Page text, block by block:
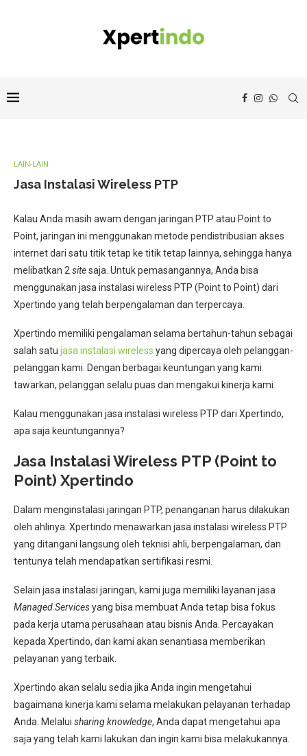
LAIN-LAIN
Jasa Instalasi Wireless PTP
Kalau Anda masih awam dengan jaringan PTP atau Point to
Point, jaringan ini menggunakan metode pendistribusian akses
internet dari satu titik tetap ke titik tetap lainnya, sehingga hanya
melibatkan 2 sitesaja. Untuk pemasangannya, Anda bisa
menggunakan jasa instalasi wireless PTP (Point to Point) dari
Xpertindo yang telah berpengalaman dan terpercaya.
Xpertindo memiliki pengalaman selama bertahun-tahun sebagai
salah satu jasa instalasi wireless yang dipercaya oleh pelanggan-
pelanggan kami. Dengan berbagai keuntungan yang kami
tawarkan, pelanggan selalu puas dan mengakui kinerja kami.
Kalau menggunakan jasa instalasi wireless PTP dari Xpertindo,
apa saja keuntungannya?
Jasa Instalasi Wireless PTP (Point to
Point) Xpertindo
Dalam menginstalasi jaringan PTP, penanganan harus dilakukan
oleh ahlinya. Xpertindo menawarkan jasa instalasi wireless PTP
yang ditangani langsung oleh teknisi ahli, berpengalaman, dan
tentunya telah mendapatkan sertifikasi resmi.
Selain jasa instalasi jaringan, kami juga memiliki layanan jasa
Managed Servicesyang bisa membuat Anda tetap bisa fokus
pada kerja utama perusahaan atau bisnis Anda. Percayakan
kepada Xpertindo, dan kami akan senantiasa memberikan
pelayanan yang terbaik.
Xpertindo akan selalu sedia jika Anda ingin mengetahui
bagaimana kinerja kami selama melakukan pelayanan terhadap
Anda. Melalui sharing knowledge, Anda dapat mengetahui apa
saja yang telah kami lakukan dan ingin kami bisa melakukannya.